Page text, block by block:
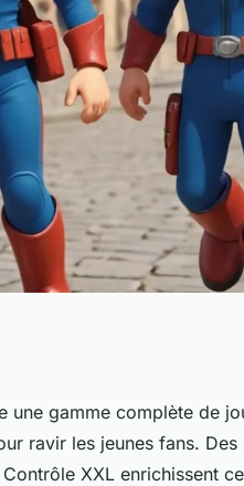
gamme complète de
ravir les jeunes fans.
XXL enrichissent